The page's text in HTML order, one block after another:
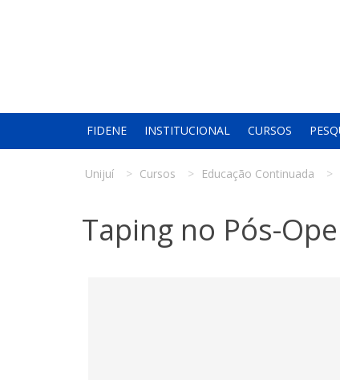
FIDENE INSTITUCIONAL CURSOS
Unijuí Cursos Educação Continuada
Taping no Pós-